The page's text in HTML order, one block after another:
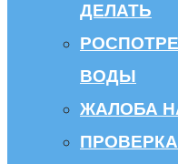
ДЕЛАТЬ
ВОДЫ
ЖАЛОБА